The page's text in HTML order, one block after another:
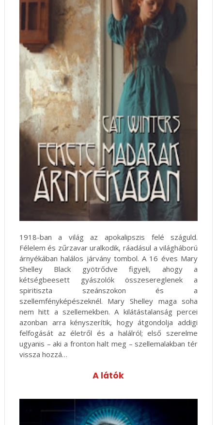
1918-ban a világ az apokalipszis felé száguld.
Félelem és zűrzavar uralkodik, ráadásul a világháború
árnyékában halálos járvány tombol. A 16 éves Mary
Shelley Black gyötrődve figyeli, ahogy a
kétségbeesett gyászolók összesereglenek a
spiritiszta szeánszokon és a
szellemfényképészeknél. Mary Shelley maga soha
nem hitt a szellemekben. A kilátástalanság percei
azonban arra kényszerítik, hogy átgondolja addigi
felfogását az életről és a halálról; első szerelme
ugyanis – aki a fronton halt meg – szellemalakban tér
vissza hozzá…
A látók